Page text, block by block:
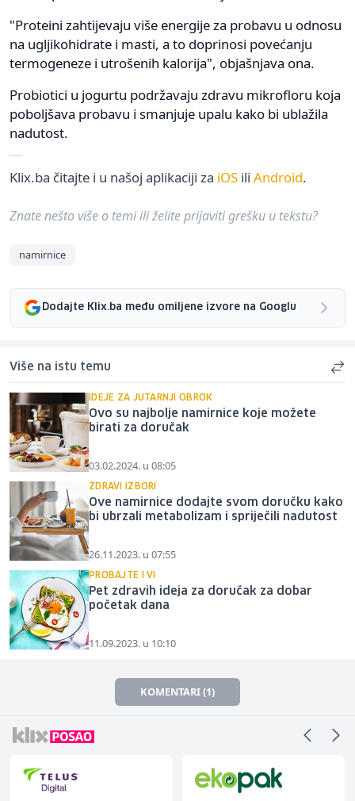
"Proteini zahtijevaju više energije za probavu u odnosu
na ugljikohidrate i masti, a to doprinosi povećanju
termogeneze i utrošenih kalorija", objašnjava ona.
Probiotici u jogurtu podržavaju zdravu mikrofloru koja
poboljšava probavu i smanjuje upalu kako bi ublažila
nadutost.
Klix.ba čitajte i u našoj aplikaciji za iOS ili Android.
Znate nešto više o temi ili želite prijaviti grešku u tekstu?
namirnice
Dodajte Klix.ba među omiljene izvore na Googlu
Više na istu temu
IDEJE ZA JUTARNJI OBROK
Ovo su najbolje namirnice koje možete
birati za doručak
03.02.2024. u 08:05
ZDRAVI IZBORI
Ove namirnice dodajte svom doručku kako
bi ubrzali metabolizam i spriječili nadutost
26.11.2023. u 07:55
PROBAJTE I VI
Pet zdravih ideja za doručak za dobar
početak dana
11.09.2023. u 10:10
KOMENTARI (1)